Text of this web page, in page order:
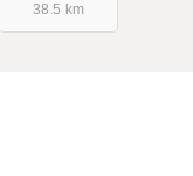
38.5 km